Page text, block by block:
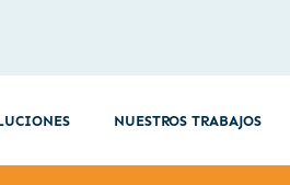
NUESTROS TRABAJOS